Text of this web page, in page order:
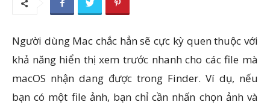
Người dùng Mac chắc hẳn sẽ cực kỳ quen thuộc với
khả năng hiển thị xem trước nhanh cho các file mà
macOS nhận dang được trong Finder. Ví dụ, nếu
bạn có một file ảnh, bạn chỉ cần nhấn chọn ảnh và